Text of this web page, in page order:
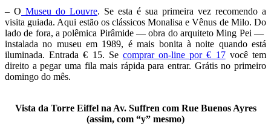
– O Museu do Louvre. Se esta é sua primeira vez recomendo a
visita guiada. Aqui estão os clássicos Monalisa e Vênus de Milo. Do
lado de fora, a polêmica Pirâmide — obra do arquiteto Ming Pei —
instalada no museu em 1989, é mais bonita à noite quando está
iluminada. Entrada € 15. Se comprar on-line por € 17você tem
direito a pegar uma fila mais rápida para entrar. Grátis no primeiro
domingo do mês.
Vista da Torre Eiffel na Av. Suffren com Rue Buenos Ayres
(assim, com “y” mesmo)